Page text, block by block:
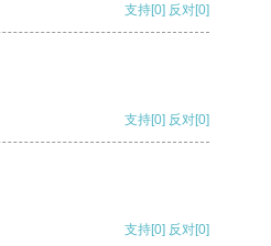
支持[0] 反对[0]
支持[0] 反对[0]
支持[0] 反对[0]